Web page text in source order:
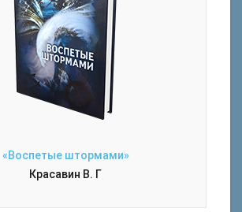
«Воспетые штормами»
Красавин В. Г